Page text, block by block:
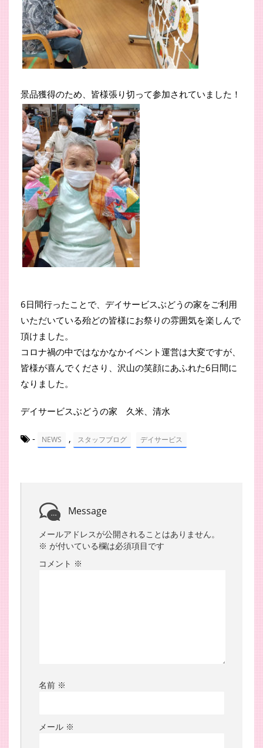
景品獲得のため、皆様張り切って参加されていました！
6日間行ったことで、デイサービスぶどうの家をご利用
いただいている殆どの皆様にお祭りの雰囲気を楽しんで
頂けました。
コロナ禍の中ではなかなかイベント運営は大変ですが、
皆様が喜んでくださり、沢山の笑顔にあふれた6日間に
なりました。
デイサービスぶどうの家 久米、清水
- NEWS , スタッフブログ デイサービス
Message
メールアドレスが公開されることはありません。
※ が付いている欄は必須項目です
コメント ※
名前 ※
メール ※